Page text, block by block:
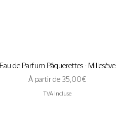
Aperçu rapide
Eau de Parfum Pâquerettes - Millesève
À partir de 35,00 €
Prix promotionnel
TVA Incluse